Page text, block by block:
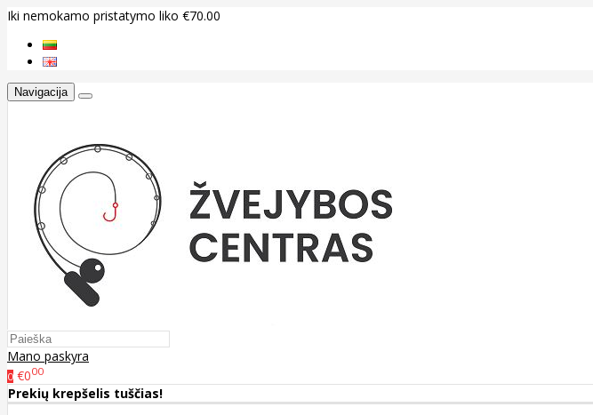
Iki nemokamo pristatymo liko €70.00
Navigacija
Mano paskyra
0 €000
Prekių krepšelis tuščias!